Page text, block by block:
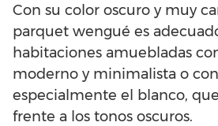
Con su color oscuro y muy
parquet wengué es
habitaciones amuebladas
moderno y minimalista o
especialmente el blanco,
frente a los tonos oscuros.